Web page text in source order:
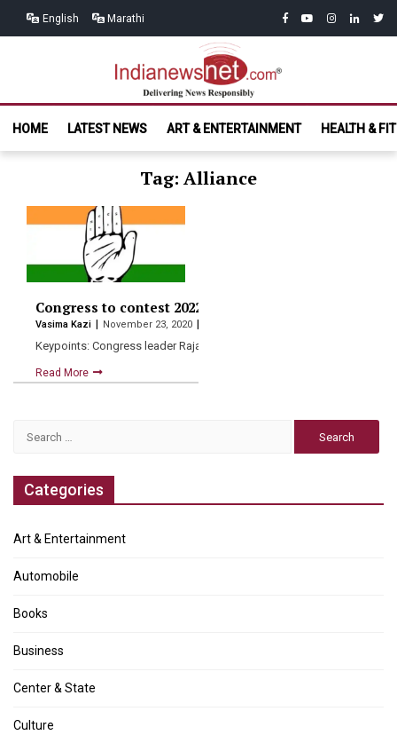
English Marathi facebook
youtubeinstagram
linkedin
India News
Net.com
HOME
LATEST NEWS ART & ENTERTAINMENT HEALTH &
Tag: Alliance
Congress to contest 2022 BMC civic elections without
Vasima Kazi November 23, 2020
Keypoints: Congress leader Raja announced today that his party
Read More
Categories
Art & Entertainment
Automobile
Books
Business
Center & State
Culture